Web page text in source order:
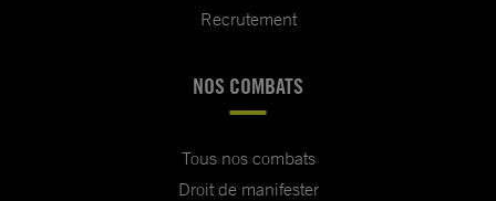
Recrutement
NOS COMBATS
Tous nos combats
Droit de manifester